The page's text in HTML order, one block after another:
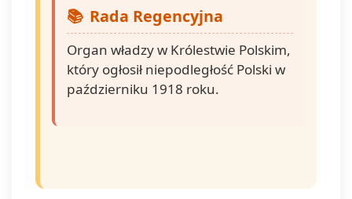
Rada Regencyjna
Organ władzy w Królestwie Polskim,
który ogłosił niepodległość Polski w
październiku 1918 roku.